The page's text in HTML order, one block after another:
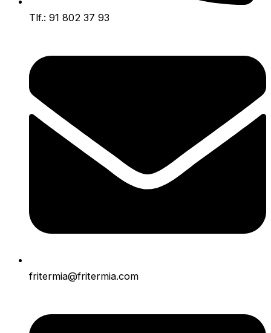
Tlf.: 91 802 37 93
fritermia@fritermia.com